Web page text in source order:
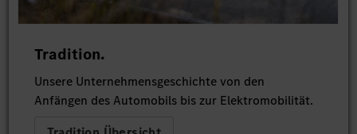
Tradition.
Unsere Unternehmensgeschichte von den
Anfängen des Automobils bis zur Elektromobilität.